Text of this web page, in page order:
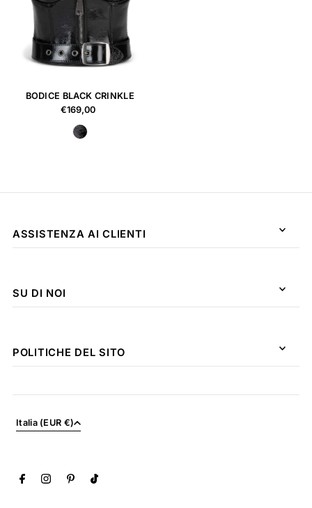
BODICE BLACK CRINKLE
€169,00
ASSISTENZA AI CLIENTI
SU DI NOI
POLITICHE DEL SITO
Italia (EUR €)